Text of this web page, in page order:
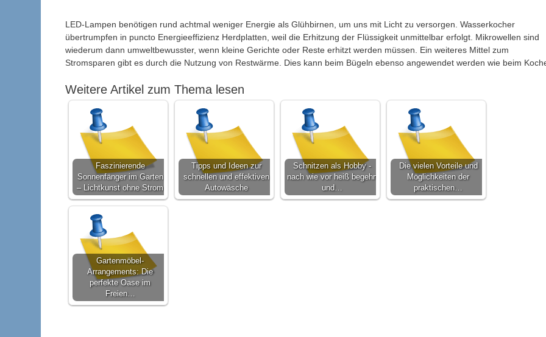
LED-Lampen benötigen rund achtmal weniger Energie als Glühbirnen, um uns mit Licht zu versorgen. Wasserkocher
übertrumpfen in puncto Energieeffizienz Herdplatten, weil die Erhitzung der Flüssigkeit unmittelbar erfolgt. Mikrowellen sind
wiederum dann umweltbewusster, wenn kleine Gerichte oder Reste erhitzt werden müssen. Ein weiteres Mittel zum
Stromsparen gibt es durch die Nutzung von Restwärme. Dies kann beim Bügeln ebenso angewendet werden wie beim
Weitere Artikel zum Thema lesen
Faszinierende
Sonnenfänger im Garten
– Lichtkunst ohne Strom
Tipps und Ideen zur
schnellen und effektiven
Autowäsche
Schnitzen als Hobby -
nach wie vor heiß begehrt
und…
Die vielen Vorteile und
Möglichkeiten der
praktischen…
Gartenmöbel-
Arrangements: Die
perfekte Oase im
Freien…